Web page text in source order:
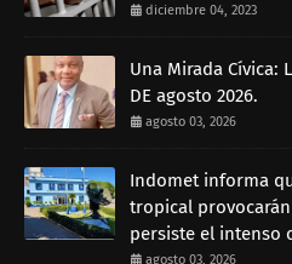
diciembre 04, 2023
Una Mirada Cívica:
DE agosto 2026.
agosto 03, 2026
Indomet informa
tropical
persiste el intenso
agosto 03, 2026